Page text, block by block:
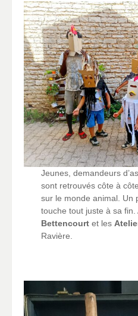
Jeunes, demandeurs
sont retrouvés côte à
sur le monde animal. Un
touche tout juste à sa
Bettencourt et les
Ravière.